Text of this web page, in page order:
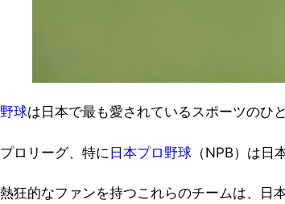
野球は日本で最も愛されているスポーツのひ
プロリーグ、特に 日本プロ野球 （NPB）は
熱狂的なファンを持つこれらのチームは、日